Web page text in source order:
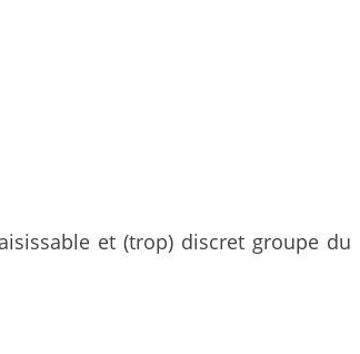
et (trop) discret groupe du